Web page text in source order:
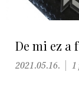
De mi ez a
2021.05.16. 1